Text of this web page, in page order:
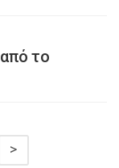
το
>